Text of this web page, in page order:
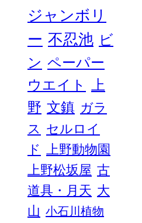
ジャンボリ
ー 不忍池 ビ
ン ペーパー
ウエイト
上
野 文鎮 ガラ
ス セルロイ
ド 上野動物園
上野松坂屋 古
道具・月天 大
山 小石川植物